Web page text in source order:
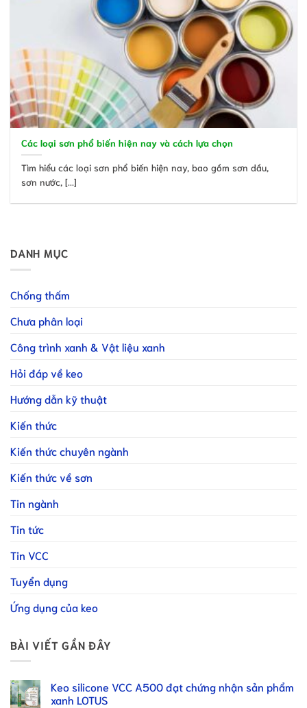
Các loại sơn phổ biến hiện nay và cách lựa chọn
Tìm hiểu các loại sơn phổ biến hiện nay, bao gồm sơn dầu,
sơn nước, [...]
DANH MỤC
Chống thấm
Chưa phân loại
Công trình xanh & Vật liệu xanh
Hỏi đáp về keo
Hướng dẫn kỹ thuật
Kiến thức
Kiến thức chuyên ngành
Kiến thức về sơn
Tin ngành
Tin tức
Tin VCC
Tuyển dụng
Ứng dụng của keo
BÀI VIẾT GẦN ĐÂY
Keo silicone VCC A500 đạt chứng nhận sản phẩm
xanh LOTUS